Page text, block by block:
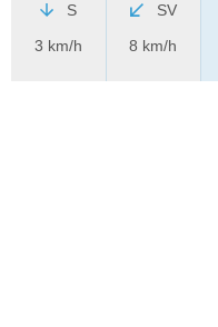
S
3 km/h
SV
8 km/h